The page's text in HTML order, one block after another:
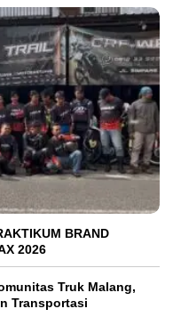
BRAND
2026
Truk Malang,
Transportasi